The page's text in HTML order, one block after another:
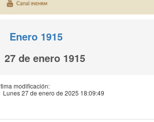
Enero 1915
27 de enero 1915
modificación:
Lunes 27 de enero de 2025 18:09:49